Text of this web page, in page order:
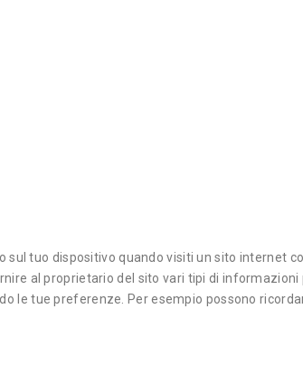
tuo dispositivo quando visiti un sito internet
al proprietario del sito vari tipi di
le tue preferenze. Per esempio possono